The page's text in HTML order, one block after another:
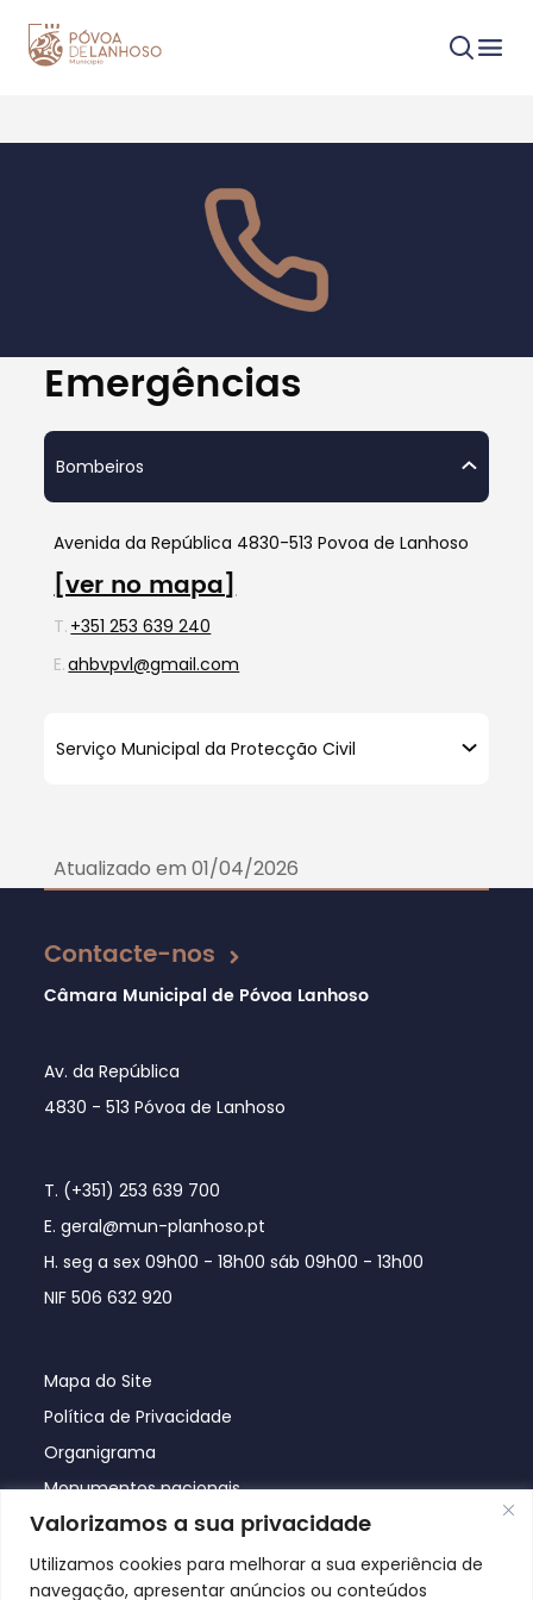
Valorizamos a sua privacidade
Utilizamos cookies para melhorar a sua experiência de
navegação, apresentar anúncios ou conteúdos
Tipo de conteúdo
Filtros
Emergências
Bombeiros
Avenida da República 4830-513 Povoa de Lanhoso
[ver no mapa]
T. +351 253 639 240
E.ahbvpvl@gmail.com
Serviço Municipal da Protecção Civil
Atualizado em 01/04/2026
Contacte-nos
Câmara Municipal de Póvoa Lanhoso
Av. da República
4830 - 513 Póvoa de Lanhoso
T. (+351) 253 639 700
E. geral@mun-planhoso.pt
H. seg a sex 09h00 - 18h00 sáb 09h00 - 13h00
NIF 506 632 920
Mapa do Site
Política de Privacidade
Organigrama
Monumentos nacionais